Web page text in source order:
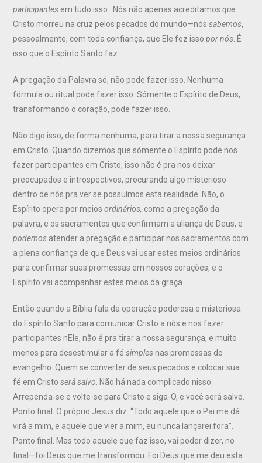
participantes em tudo isso . Nós não apenas acreditamosque
Cristo morreu na cruz pelos pecados do mundo—nóssabemos,
pessoalmente, com toda confiança, que Ele fez issopor nós . É
isso que o Espírito Santo faz.
A pregação da Palavra só, não pode fazer isso. Nenhuma
fórmula ou ritual pode fazer isso. Sómente o Espírito de Deus,
transformando o coração, pode fazer isso.
Não digo isso, de forma nenhuma, para tirar a nossa segurança
em Cristo. Quando dizemos que sómente o Espírito pode nos
fazer participantes em Cristo, isso não é pra nos deixar
preocupados e introspectivos, procurando algo misterioso
dentro de nós pra ver se possuímos esta realidade. Não, o
Espírito opera por meiosordinários, como a pregação da
palavra, e os sacramentos que confirmam a aliança de Deus, e
podemos atender a pregação e participar nos sacramentos com
a plena confiança de que Deus vai usar estes meios ordinários
para confirmar suas promessas em nossos corações, e o
Espírito vai acompanhar estes meios da graça.
Então quando a Bíblia fala da operação poderosa e misteriosa
do Espírito Santo para comunicar Cristo a nós e nos fazer
participantes nEle, não é pra tirar a nossa segurança, e muito
menos para desestimular a fésimplesnas promessas do
evangelho. Quem se converter de seus pecados e colocar sua
fé em Cristoserá salvo . Não há nada complicado nisso.
Arrependa-se e volte-se para Cristo e siga-O, e você será salvo.
Ponto final. O próprio Jesus diz: “Todo aquele que o Pai me dá
virá a mim, e aquele que vier a mim, eu nunca lançarei fora”.
Ponto final. Mas todo aquele que faz isso, vai poder dizer, no
final—foi Deus que me transformou. Foi Deus que me deu esta